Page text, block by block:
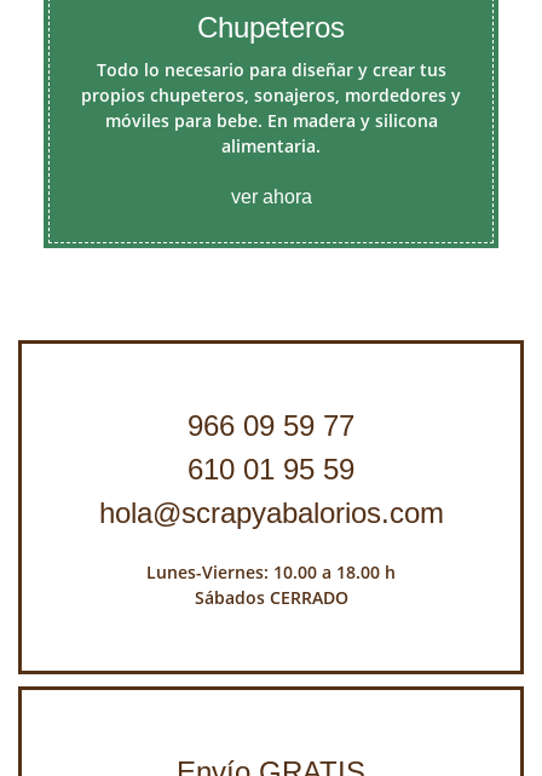
Chupeteros
Todo lo necesario para diseñar y crear tus
propios chupeteros, sonajeros, mordedores y
móviles para bebe. En madera y silicona
alimentaria.
ver ahora
966 09 59 77
610 01 95 59
hola@scrapyabalorios.com
Lunes-Viernes: 10.00 a 18.00 h
Sábados CERRADO